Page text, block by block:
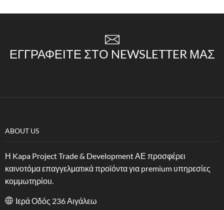
ΕΓΓΡΑΦΕΊΤΕ ΣΤΟ NEWSLETTER ΜΑΣ
ABOUT US
Η Kapa Project Trade & Development ΑΕ προσφέρει
καινοτόμα επαγγελματικά προϊόντα για premium υπηρεσίες
κομμωτηρίου.
Ιερά Οδός 236 Αιγάλεω